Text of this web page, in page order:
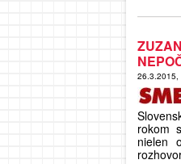
26.3.2015,
rokom
nielen